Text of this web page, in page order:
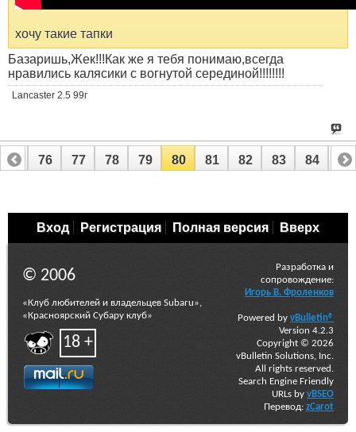
хочу такие тапки
Базаришь,Жек!!!Как же я тебя понимаю,всегда
нравились калясики с вогнутой серединой!!!!!!!!
Lancaster 2.5 99г
75 76 77 78 79 80 81 82 83 84 85
Вход Регистрация Полная версия Вверх
© 2006
«Клуб любителей и владельцев Subaru»,
«Красноярский Субару клуб»
18 +
Разработка и
сопровождение:
Игорь В. Фроленков
Powered by vBulletin®
Version 4.2.3
Copyright © 2026
vBulletin Solutions, Inc.
All rights reserved.
Search Engine Friendly
URLs by vBSEO
Перевод: zCarot